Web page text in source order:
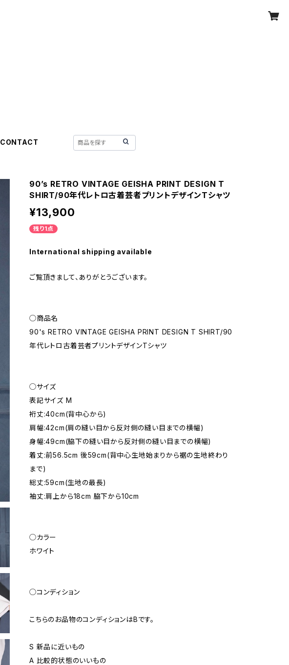
CONTACT
90’s RETRO VINTAGE GEISHA PRINT DESIGN T
SHIRT/90年代レトロ古着芸者プリントデザインTシャツ
¥13,900
残り1点
International shipping available
ご覧頂きまして、ありがとうございます。
◯商品名
90's RETRO VINTAGE GEISHA PRINT DESIGN T SHIRT/90
年代レトロ古着芸者プリントデザインTシャツ
◯サイズ
表記サイズ M
裄丈:40cm(背中心から)
肩幅:42cm(肩の縫い目から反対側の縫い目までの横幅)
身幅:49cm(脇下の縫い目から反対側の縫い目までの横幅)
着丈:前56.5cm 後59cm(背中心生地始まりから裾の生地終わり
まで)
総丈:59cm(生地の最長)
袖丈:肩上から18cm 脇下から10cm
◯カラー
ホワイト
◯コンディション
こちらのお品物のコンディションはBです。
S 新品に近いもの
A 比較的状態のいいもの